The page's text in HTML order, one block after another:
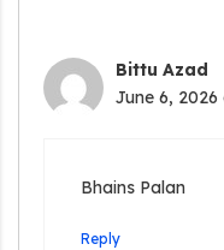
Bittu Azad
June 6,
Bhains Palan
Reply